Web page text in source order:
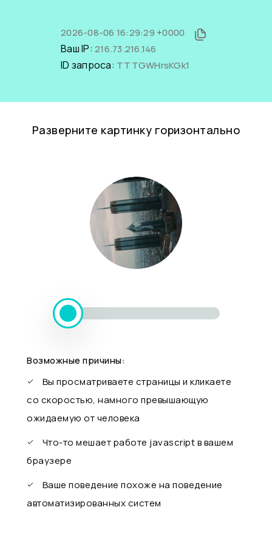
2026-08-06 16:29:29 +0000
Ваш IP: 216.73.216.146
ID запроса: TTTGWHrsKGk1
Разверните картинку горизонтально
Возможные причины:
Вы просматриваете страницы и кликаете
со скоростью, намного превышающую
ожидаемую от человека
Что-то мешает работе javascript в вашем
браузере
Ваше поведение похоже на поведение
автоматизированных систем